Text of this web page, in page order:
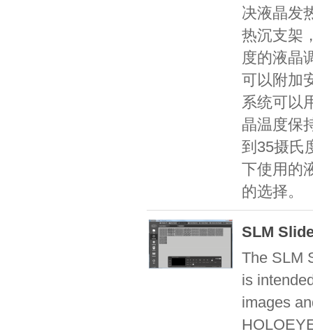
决液晶发
热沉支架
度的液晶
可以附加
系统可以
晶温度保
到35摄氏
下使用的
的选择。
SLM
The SLM
is
images